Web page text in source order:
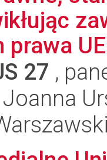
prawa
27 ,